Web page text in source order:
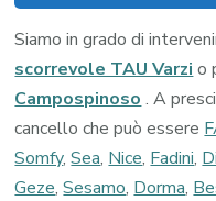
Siamo in grado di
scorrevole TAU Varzi o
Campospinoso . A
cancello che può essere
Somfy,Sea, Nice, Fadini,
Geze,Sesamo, Dorma,